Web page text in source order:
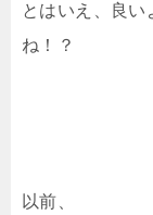
とはいえ、良い
ね！？
以前、